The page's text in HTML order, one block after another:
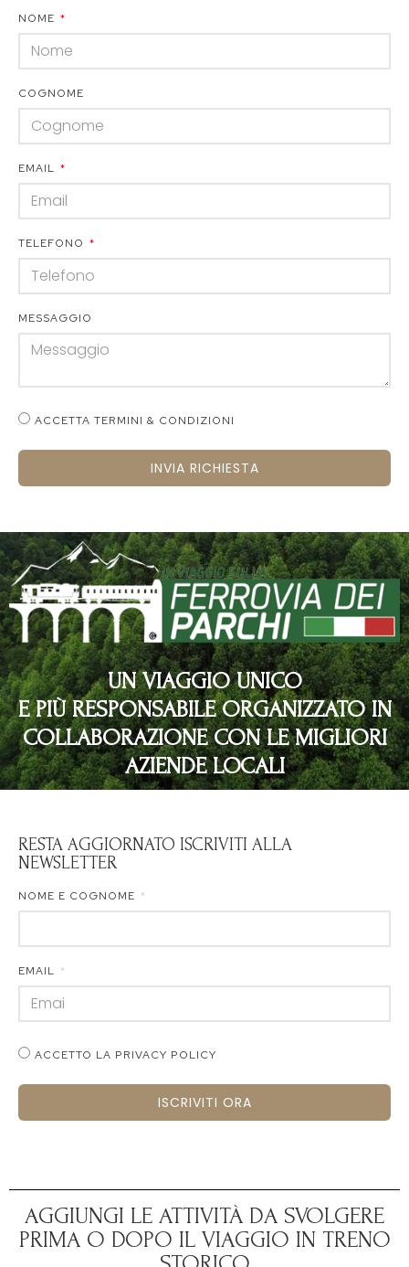
NOME
COGNOME
EMAIL
TELEFONO
MESSAGGIO
ACCETTA TERMINI & CONDIZIONI
INVIA RICHIESTA
UN VIAGGIO UNICO
E PIÙ RESPONSABILE ORGANIZZATO IN
COLLABORAZIONE CON LE MIGLIORI
AZIENDE LOCALI
RESTA AGGIORNATO ISCRIVITI ALLA
NEWSLETTER
NOME E COGNOME
EMAIL
ACCETTO LA PRIVACY POLICY
ISCRIVITI ORA
AGGIUNGI LE ATTIVITÀ DA SVOLGERE
PRIMA O DOPO IL VIAGGIO IN TRENO